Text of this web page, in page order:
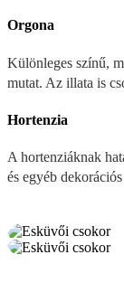
Orgona
Különleges színű,
mutat. Az illata is
Hortenzia
A hortenziáknak
és egyéb